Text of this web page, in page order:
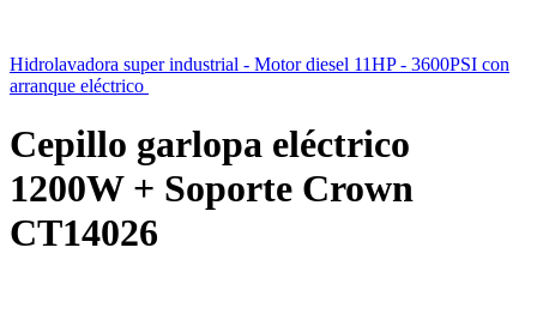
Hidrolavadora super industrial - Motor diesel 11HP - 3600PSI con
arranque eléctrico
Cepillo garlopa eléctrico
1200W + Soporte Crown
CT14026